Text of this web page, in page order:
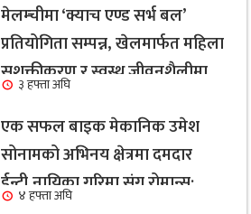
मेलम्चीमा ‘क्याच एण्ड सर्भ बल’
प्रतियोगिता सम्पन्न, खेलमार्फत महिला
सशक्तीकरण र स्वस्थ जीवनशैलीमा
जोड
३ हफ्ता अघि
एक सफल बाइक मेकानिक उमेश
सोनामको अभिनय क्षेत्रमा दमदार
ईन्ट्री,नायिका गरिमा संग रोमान्स:
४ हफ्ता अघि